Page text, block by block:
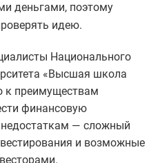
деньгами, поэтому
идею.
Национального
«Высшая школа
к преимуществам
финансовую
недостаткам — сложный
и возможные